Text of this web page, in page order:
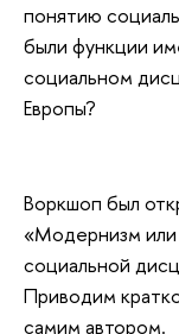
понятию
были функции
социальном
Европы?
Воркшоп был
«Модернизм или
социальной
Приводим
самим автором.